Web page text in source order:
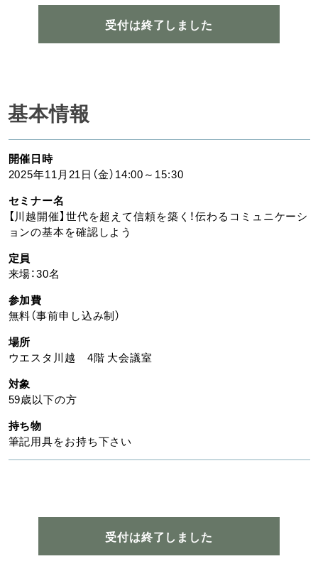
受付は終了しました
基本情報
開催日時
2025年11月21日（金）14:00～15:30
セミナー名
【川越開催】世代を超えて信頼を築く！伝わるコミュニケーシ
ョンの基本を確認しよう
定員
来場：30名
参加費
無料（事前申し込み制）
場所
ウエスタ川越 4階 大会議室
対象
59歳以下の方
持ち物
筆記用具をお持ち下さい
受付は終了しました